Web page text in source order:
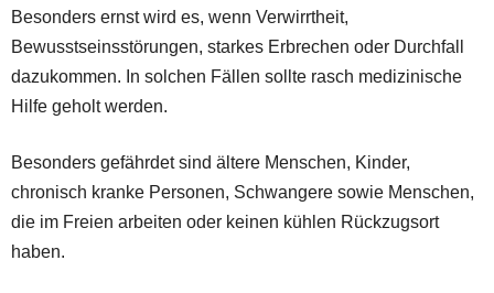
Besonders ernst wird es, wenn Verwirrtheit,
Bewusstseinsstörungen, starkes Erbrechen oder Durchfall
dazukommen. In solchen Fällen sollte rasch medizinische
Hilfe geholt werden.
Besonders gefährdet sind ältere Menschen, Kinder,
chronisch kranke Personen, Schwangere sowie Menschen,
die im Freien arbeiten oder keinen kühlen Rückzugsort
haben.